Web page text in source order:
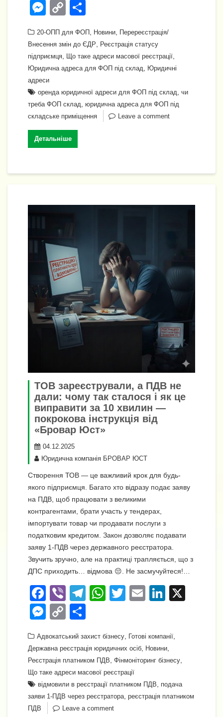
a
c
e
b
o
o
k
b
er
gr
a
m
s
A
p
er
e
dI
n
M
ss
e
n
g
er
C
p
y
Li
n
k
ді
л
и
т
и
с
20-ОПП для ФОП Новини Перереєстрація/
Внесення змін до ЄДР
Реєстрація статусу
підприємця Що таке адреси масової реєстрації
Юридична адреса для ФОП під склад
Юридичні
адреси
оренда юридичної адреси для ФОП під склад чи
треба ФОП склад
юридична адреса для ФОП під
складське приміщення
Leave a comment
Детальніше
ТОВ зареєстрували, а ПДВ не
дали: чому так сталося і як це
виправити за 10 хвилин —
покрокова інструкція від
«Бровар Юст»
04.12.2025
Юридична компанія БРОВАР ЮСТ
Створення ТОВ — це важливий крок для будь-
якого підприємця. Багато хто відразу подає заяву
на ПДВ, щоб працювати з великими
контрагентами, брати участь у тендерах,
імпортувати товар чи продавати послуги з
податковим кредитом. Закон дозволяє подавати
заяву 1-ПДВ через державного реєстратора.
Звучить зручно, але на практиці трапляється, що з
ДПС приходить… відмова 😔. Не засмучуйтеся!…
F
a
c
e
b
o
o
k
Vi
b
er
T
gr
a
m
W
s
A
p
p
T
er
E
Li
e
dI
M
ss
e
n
g
er
C
p
y
Li
n
k
ді
л
и
т
и
Адвокатський захист бізнесу Готові компанії
Державна реєстрація юридичних осіб Новини
Реєстрація платником ПДВ Фінмоніторинг бізнесу
Що таке адреси масової реєстрації
відмовили в реєстрації платником ПДВ
подача
заяви 1-ПДВ через реєстратора реєстрація платником
ПДВ
Leave a comment